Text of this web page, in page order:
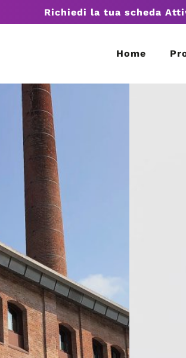
Richiedi la tua scheda
Home